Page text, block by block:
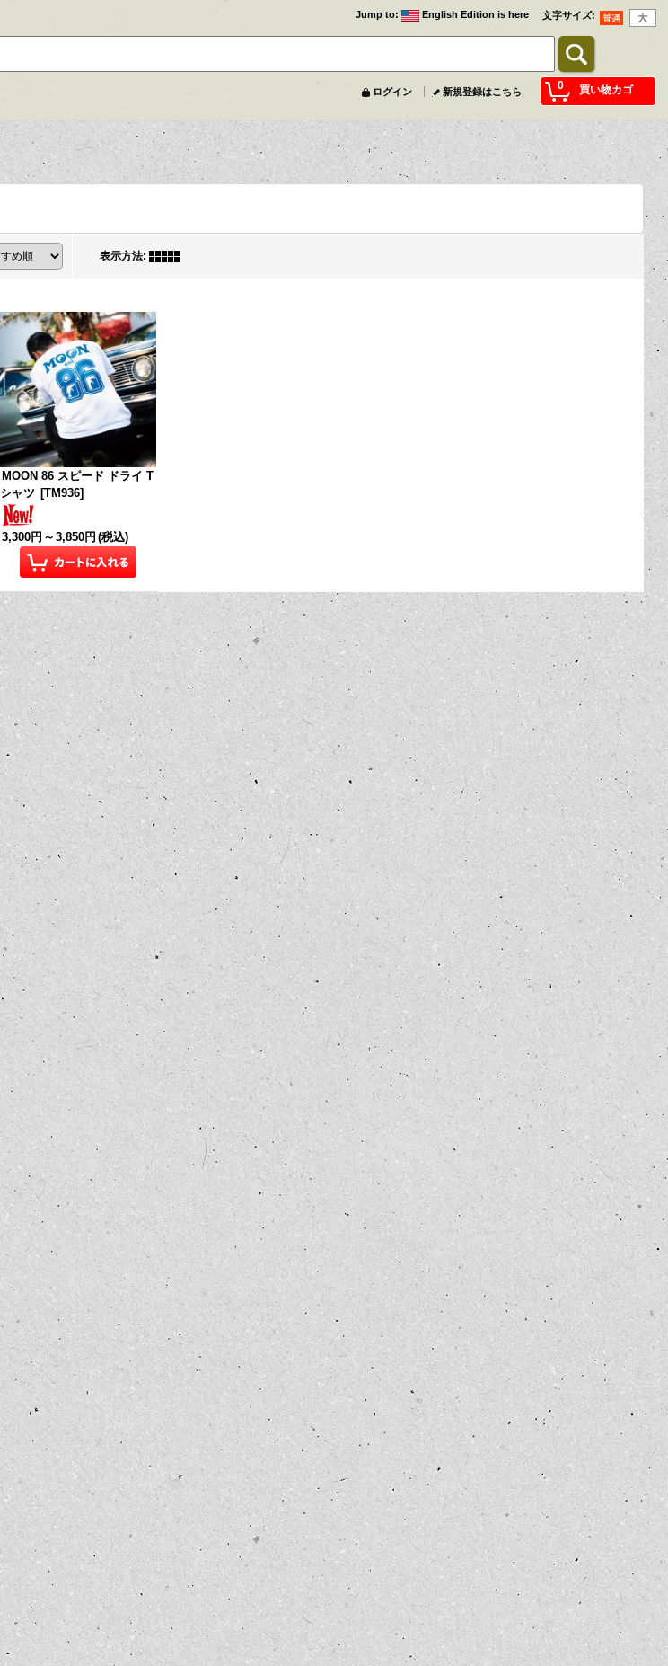
文字サイズ:
Jump to: English Edition is here
0 買い物カゴ
ログイン 新規登録はこちら
表示方法:
MOON 86 スピード ドライ T
シャツ [TM936]
3,300円 ～ 3,850円 (税込)